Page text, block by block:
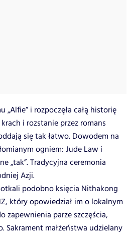
„Alfie” i rozpoczęła całą historię
i rozstanie przez romans
się tak łatwo. Dowodem na
ogniem: Jude Law i
„tak”. Tradycyjna ceremonia
Azji.
podobno księcia Nithakong
który opowiedział im o lokalnym
zapewnienia parze szczęścia,
Sakrament małżeństwa udzielany